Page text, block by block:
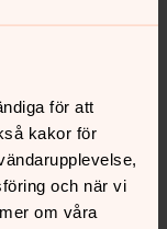
för att
kakor för
och när vi
om våra
kyrkan